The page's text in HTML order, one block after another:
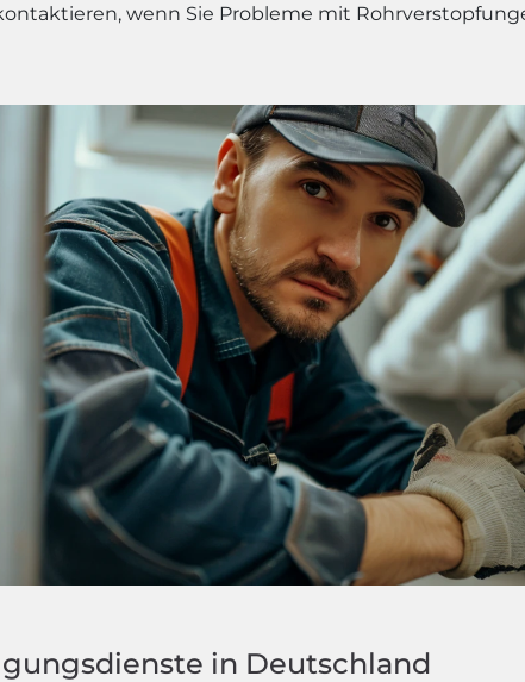
wenn Sie Probleme mit
in Deutschland